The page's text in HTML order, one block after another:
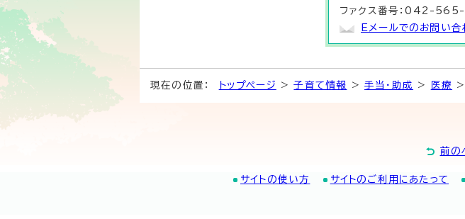
ファクス番号：042-
Eメールでのお問い合
現在の位置： トップページ >子育て情報 >手当・助成 > 医療 >
前の
サイトの使い方 サイトのご利用にあたって